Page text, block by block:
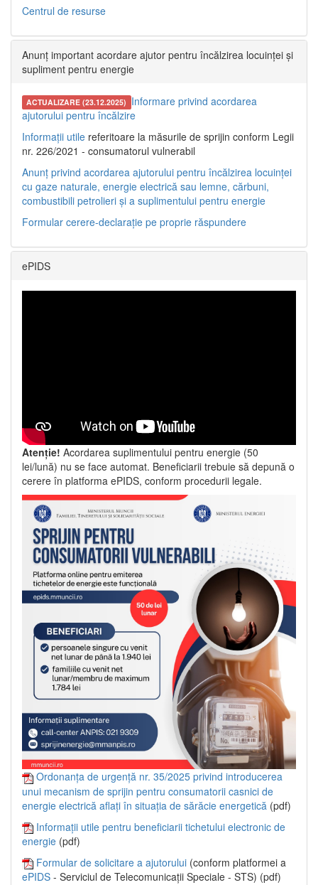
Centrul de resurse
Anunț important acordare ajutor pentru încălzirea locuinței și
supliment pentru energie
ACTUALIZARE (23.12.2025) Informare privind acordarea
ajutorului pentru încălzire
Informații utile referitoare la măsurile de sprijin conform Legii
nr. 226/2021 - consumatorul vulnerabil
Anunț privind acordarea ajutorului pentru încălzirea locuinței
cu gaze naturale, energie electrică sau lemne, cărbuni,
combustibili petrolieri și a suplimentului pentru energie
Formular cerere-declarație pe proprie răspundere
ePIDS
Atenție! Acordarea suplimentului pentru energie (50
lei/lună) nu se face automat. Beneficiarii trebuie să depună o
cerere în platforma ePIDS, conform procedurii legale.
Ordonanța de urgență nr. 35/2025 privind introducerea
unui mecanism de sprijin pentru consumatorii casnici de
energie electrică aflați în situația de sărăcie energetică (pdf)
Informații utile pentru beneficiarii tichetului electronic de
energie (pdf)
Formular de solicitare a ajutorului (conform platformei a
ePIDS - Serviciul de Telecomunicații Speciale - STS) (pdf)